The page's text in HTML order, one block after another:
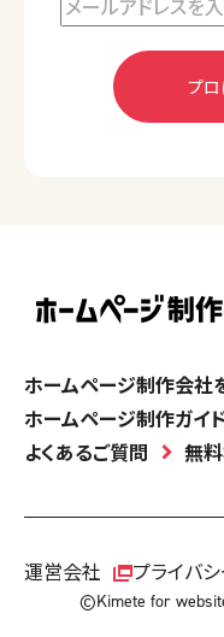
ホームページ制作会社
ホームページ制作ガイ
よくあるご質問
無
運営会社 プライバ
©Kimete for